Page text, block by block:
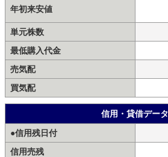
年初来安値
単元株数
最低購入代金
売気配
買気配
信用・貸借データ
●信用残日付
信用売残